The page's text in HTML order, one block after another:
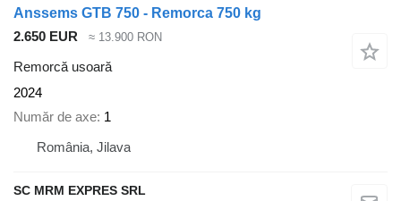
Anssems GTB 750 - Remorca 750 kg
2.650 EUR
≈ 13.900 RON
Remorcă usoară
2024
Număr de axe 1
România, Jilava
SC MRM EXPRES SRL